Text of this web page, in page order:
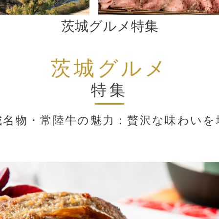
茨城グルメ特集
茨城グルメ
特集
名物・常陸牛の魅力：贅沢な味わいを